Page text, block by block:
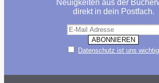
Neuigkeiten aus der
direkt in dein Postfach.
Datenschutz ist uns